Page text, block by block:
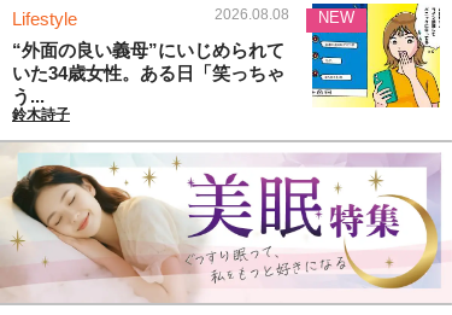
Lifestyle 2026.08.08
“外面の良い義母”にいじめられて
いた34歳女性。ある日「笑っちゃ
う...
鈴木詩子
NEW